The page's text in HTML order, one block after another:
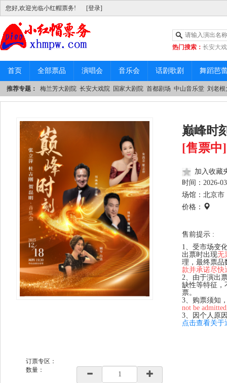
您好,欢迎光临小红帽票务! [登录]
热门搜索： 长安大
|中山音乐堂
首页 全部票品 演唱会 音乐会 话剧歌剧 舞蹈芭
推荐专题： 梅兰芳大剧院 长安大戏院 国家大剧院 首都剧场 中山音乐堂 刘老根
巅峰时
[售票中]
加入收藏
时间： 2026-
场馆：北京市
价格：
售前提示 :
1、受市场变
出票时出现无
理，最终票品
款并承诺尽快
2、由于演出
缺性等特征，
票。
3、购票须知
not be
3、因个人原
点击查看关于
订票专区：
数量：